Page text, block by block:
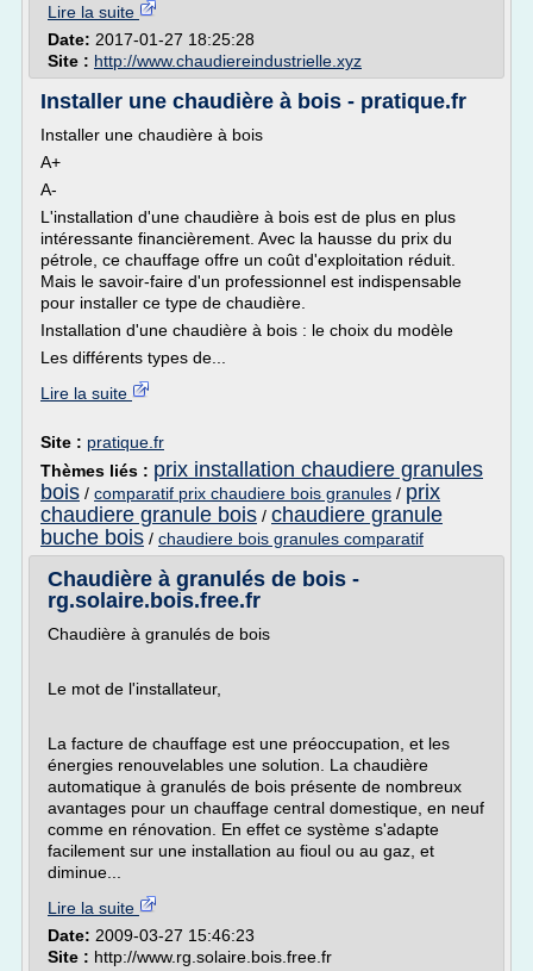
Lire la suite
Date: 2017-01-27 18:25:28
Site : http://www.chaudiereindustrielle.xyz
Installer une chaudière à bois - pratique.fr
Installer une chaudière à bois
A+
A-
L'installation d'une chaudière à bois est de plus en plus
intéressante financièrement. Avec la hausse du prix du
pétrole, ce chauffage offre un coût d'exploitation réduit.
Mais le savoir-faire d'un professionnel est indispensable
pour installer ce type de chaudière.
Installation d'une chaudière à bois : le choix du modèle
Les différents types de...
Lire la suite
Site : pratique.fr
Thèmes liés : prix installation chaudiere granules
bois / comparatif prix chaudiere bois granules / prix
chaudiere granule bois / chaudiere granule
buche bois / chaudiere bois granules comparatif
Chaudière à granulés de bois -
rg.solaire.bois.free.fr
Chaudière à granulés de bois
Le mot de l'installateur,
La facture de chauffage est une préoccupation, et les
énergies renouvelables une solution. La chaudière
automatique à granulés de bois présente de nombreux
avantages pour un chauffage central domestique, en neuf
comme en rénovation. En effet ce système s'adapte
facilement sur une installation au fioul ou au gaz, et
diminue...
Lire la suite
Date: 2009-03-27 15:46:23
Site : http://www.rg.solaire.bois.free.fr